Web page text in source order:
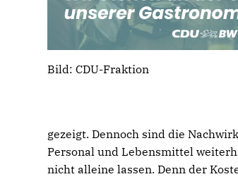
Bild: CDU-Fraktion
gezeigt. Dennoch sind die
Personal und Lebensmittel
nicht alleine lassen. Denn der